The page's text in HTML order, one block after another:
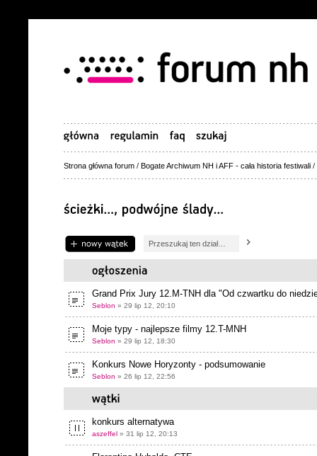
Strona główna forum / Bogate Archiwum NH i AFF - cała historia festiwali /
Napisz wątek
Grand Prix Jury 12.M-TNH dla "Od czwartku do
Seblon » 29 lip 12, 20:10
Moje typy - najlepsze filmy 12.T-MNH
Seblon » 29 lip 12, 18:30
Konkurs Nowe Horyzonty - podsumowanie
Seblon » 26 lip 12, 22:56
konkurs alternatywa
aszeffel » 31 lip 12, 20:13